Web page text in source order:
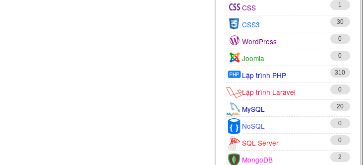
CSS 1
CSS3 30
WordPress 0
Joomla 0
Lập trình PHP 310
Lập trình Laravel 0
MySQL 20
NoSQL 0
SQL Server 0
MongoDB 2